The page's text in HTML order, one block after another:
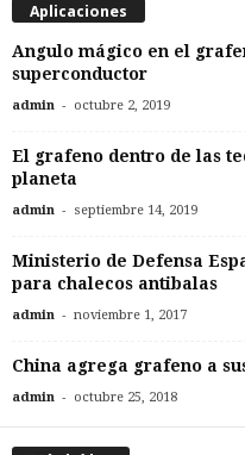
Aplicaciones
Angulo mágico en el
superconductor
admin - octubre 2, 2019
El grafeno dentro de las
planeta
admin - septiembre 14, 2019
Ministerio de Defensa
para chalecos antibalas
admin - noviembre 1, 2017
China agrega grafeno a
admin - octubre 25, 2018